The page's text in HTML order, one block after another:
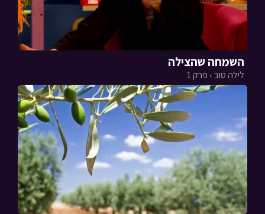
השמחה שהצילה
לילה טוב › פרק 1